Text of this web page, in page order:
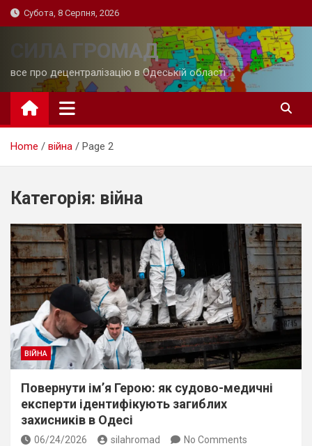
Skip
to
Субота, 8 Серпня, 2026
СИЛА ГРОМАД
все про децентралізацію в Одеській області
Home війна Page 2
Категорія: війна
ВІЙНА
Повернути ім’я Герою: як судово-медичні
експерти ідентифікують загиблих
захисників в Одесі
06/24/2026 silahromad No Comments